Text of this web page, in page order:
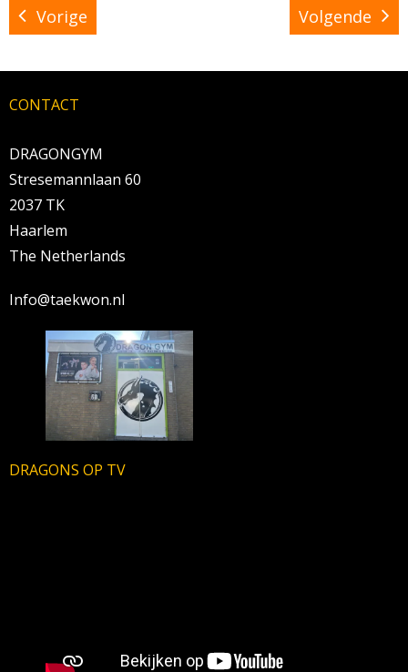
Vorige Volgende
CONTACT
DRAGONGYM
Stresemannlaan 60
2037 TK
Haarlem
The Netherlands
Info@taekwon.nl
DRAGONS OP TV